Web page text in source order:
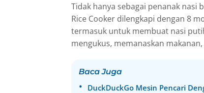
Tidak hanya sebagai penanak nasi
Rice Cooker dilengkapi dengan 8
termasuk untuk membuat nasi
mengukus, memanaskan
Baca Juga
DuckDuckGo Mesin Pencari